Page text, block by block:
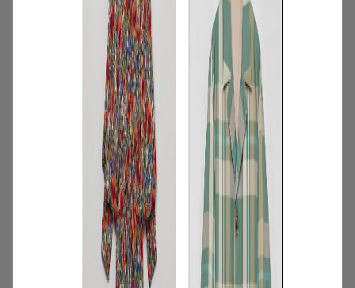
特集 /
【夏に映える別注ワンピース】ディウ
カ・レリル・アローブの特別なドレスが
登場！
2026.07.23